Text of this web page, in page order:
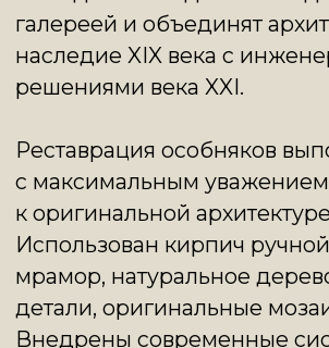
не просто зелёная зона, а продуманная
ландшафтная композиция с прудами,
фонтанами и дворянской липовой
аллеей.
закрытая охраняемая территория,
гостей и персонала, подземная парковка
на 28 машиномест. Забор
и экранирующие посадки создадут
ощущение уединённой пригородной
жизни — в самом центре города.